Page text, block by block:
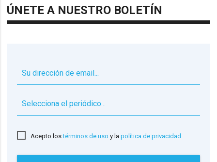
ÚNETE A NUESTRO BOLETÍN
Acepto lostérminos de uso y lapolítica de privacidad